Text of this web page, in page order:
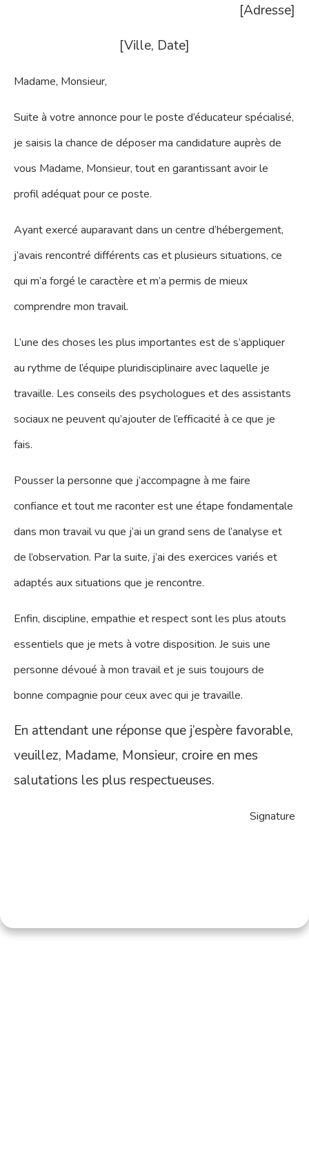
[Adresse]
[Ville, Date]
Madame, Monsieur,
Suite à votre annonce pour le poste d’éducateur spécialisé,
je saisis la chance de déposer ma candidature auprès de
vous Madame, Monsieur, tout en garantissant avoir le
profil adéquat pour ce poste.
Ayant exercé auparavant dans un centre d’hébergement,
j’avais rencontré différents cas et plusieurs situations, ce
qui m’a forgé le caractère et m’a permis de mieux
comprendre mon travail.
L’une des choses les plus importantes est de s’appliquer
au rythme de l’équipe pluridisciplinaire avec laquelle je
travaille. Les conseils des psychologues et des assistants
sociaux ne peuvent qu’ajouter de l’efficacité à ce que je
fais.
Pousser la personne que j’accompagne à me faire
confiance et tout me raconter est une étape fondamentale
dans mon travail vu que j’ai un grand sens de l’analyse et
de l’observation. Par la suite, j’ai des exercices variés et
adaptés aux situations que je rencontre.
Enfin, discipline, empathie et respect sont les plus atouts
essentiels que je mets à votre disposition. Je suis une
personne dévoué à mon travail et je suis toujours de
bonne compagnie pour ceux avec qui je travaille.
En attendant une réponse que j’espère favorable,
veuillez, Madame, Monsieur, croire en mes
salutations les plus respectueuses.
Signature